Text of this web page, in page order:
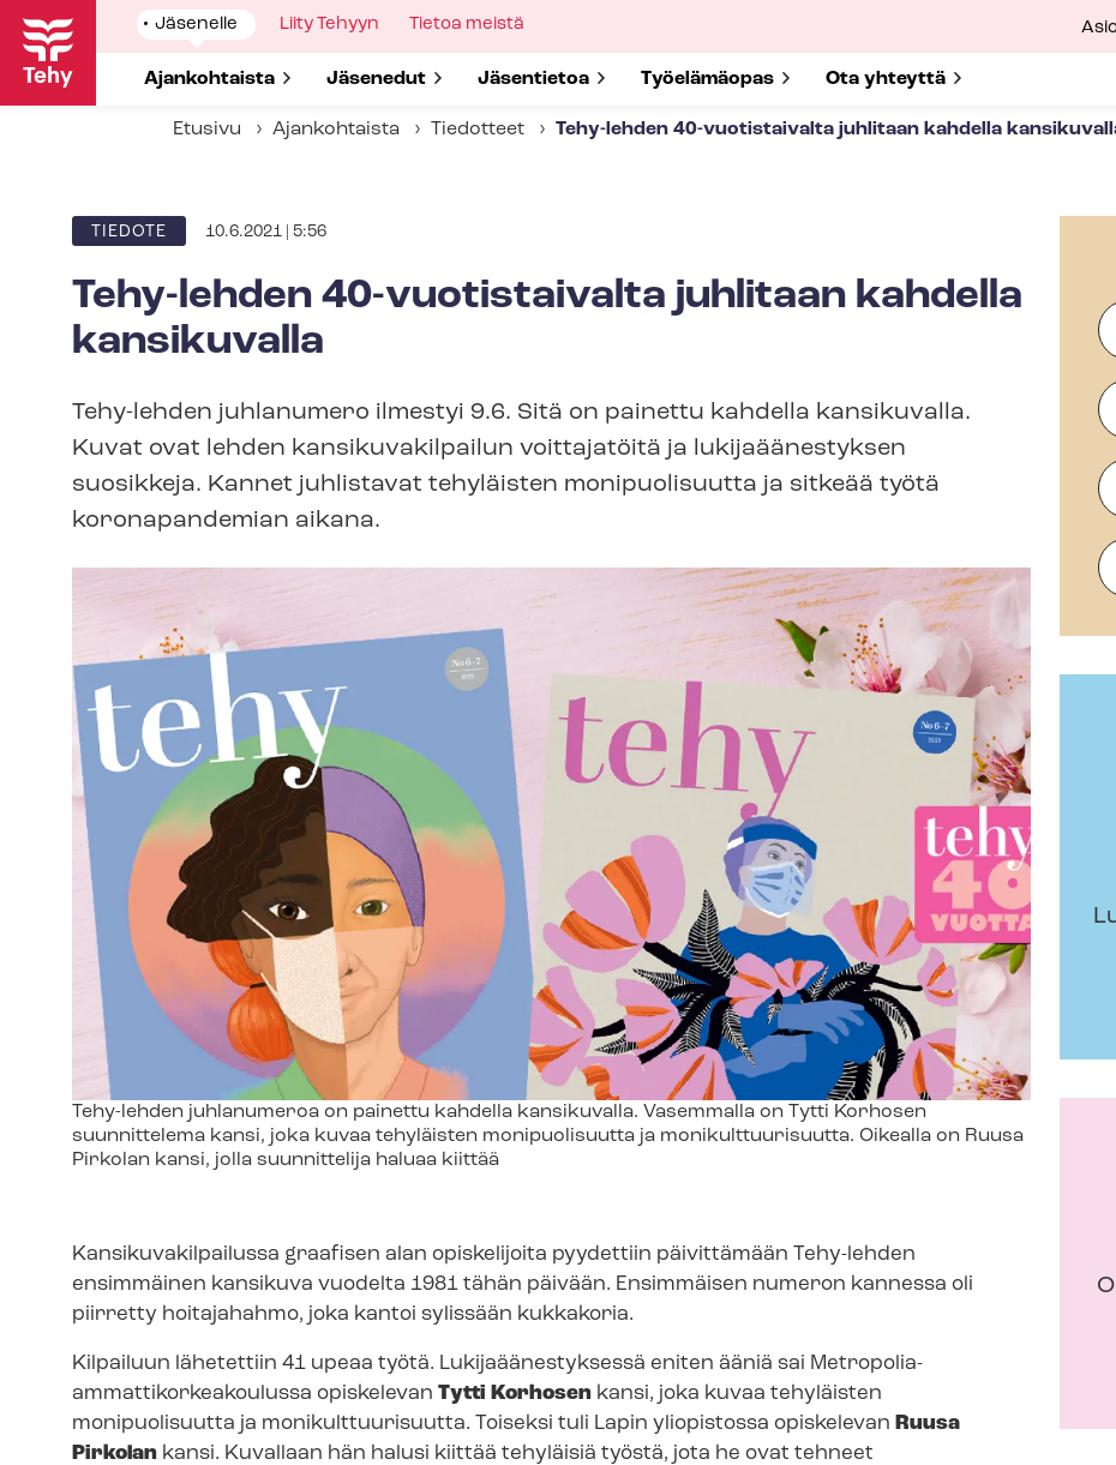
Hyppää
pääsisältöön
Show
submenu
Jäsenelle
Show submenu for
Ajankohtaista Show submenu for
Jäsenedut Show submenu for
Jäsentietoa Show submenu for
Työelämäopas Show submenu for
Ota yhteyttä
Show
Liity Tehyyn
Show
Tietoa meistä
Etusivu Ajankohtaista Tiedotteet Tehy-lehden 40-vuotistaivalta juhlitaan kahdella
ARTIKKELIN
TIEDOTE 10.6.2021 | 5:56
Tehy-lehden 40-vuotistaivalta juhlitaan kahdella
kansikuvalla
Tehy-lehden juhlanumero ilmestyi 9.6. Sitä on painettu kahdella kansikuvalla.
Kuvat ovat lehden kan­si­ku­va­kil­pai­lun voittajatöitä ja lukijaäänestyksen
suosikkeja. Kannet juhlistavat tehyläisten monipuolisuutta ja sitkeää työtä
koronapandemian aikana.
Kuvateksti
Tehy-lehden juhlanumeroa on painettu kahdella kansikuvalla. Vasemmalla on Tytti Korhosen
suunnittelema kansi, joka kuvaa tehyläisten monipuolisuutta ja mo­ni­kult­tuu­ri­suut­ta. Oikealla on Ruusa
Pirkolan kansi, jolla suunnittelija haluaa kiittää
Kan­si­ku­va­kil­pai­lus­sa graafisen alan opiskelijoita pyydettiin päivittämään Tehy-lehden
ensimmäinen kansikuva vuodelta 1981 tähän päivään. Ensimmäisen numeron kannessa oli
piirretty hoitajahahmo, joka kantoi sylissään kukkakoria.
Kilpailuun lähetettiin 41 upeaa työtä. Lu­ki­ja­ää­nes­tyk­ses­sä eniten ääniä sai Metropolia-​
ammattikorkeakoulussa opiskelevan Tytti Korhosen kansi, joka kuvaa tehyläisten
monipuolisuutta ja mo­ni­kult­tuu­ri­suut­ta. Toiseksi tuli Lapin yliopistossa opiskelevan Ruusa
Pirkolan kansi. Kuvallaan hän halusi kiittää tehyläisiä työstä, jota he ovat tehneet